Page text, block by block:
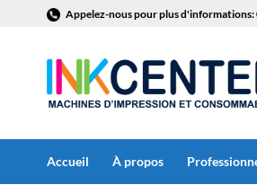
contenu
Appelez-nous pour plus d'informations:
Accueil À propos